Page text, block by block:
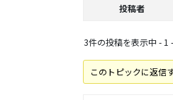
投稿者
3件の投稿を表示中 - 1
このトピックに返信